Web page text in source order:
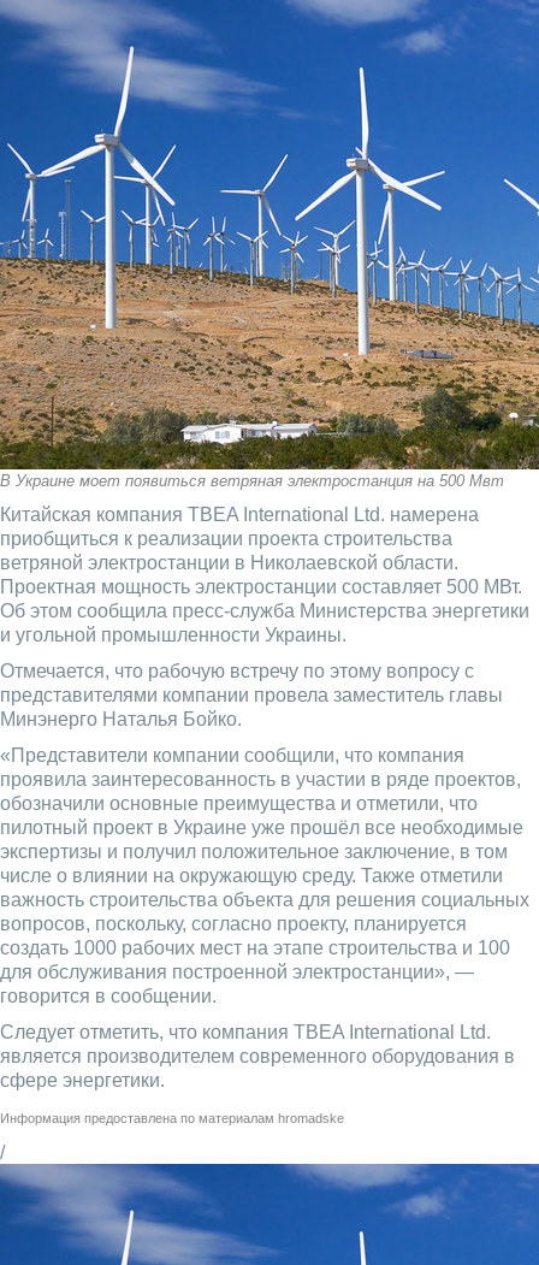
В Украине моет появиться ветряная электростанция на 500 Мвт
Китайская компания TBEA International Ltd. намерена
приобщиться к реализации проекта строительства
ветряной электростанции в Николаевской области.
Проектная мощность электростанции составляет 500 МВт.
Об этом сообщила пресс-служба Министерства энергетики
и угольной промышленности Украины.
Отмечается, что рабочую встречу по этому вопросу с
представителями компании провела заместитель главы
Минэнерго Наталья Бойко.
«Представители компании сообщили, что компания
проявила заинтересованность в участии в ряде проектов,
обозначили основные преимущества и отметили, что
пилотный проект в Украине уже прошёл все необходимые
экспертизы и получил положительное заключение, в том
числе о влиянии на окружающую среду. Также отметили
важность строительства объекта для решения социальных
вопросов, поскольку, согласно проекту, планируется
создать 1000 рабочих мест на этапе строительства и 100
для обслуживания построенной электростанции», —
говорится в сообщении.
Следует отметить, что компания TBEA International Ltd.
является производителем современного оборудования в
сфере энергетики.
Информация предоставлена по материалам hromadske
/